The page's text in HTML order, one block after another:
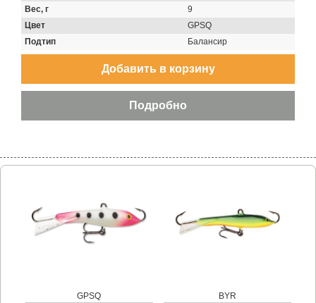
Вес, г
9
Цвет
GPSQ
Подтип
Балансир
GPSQ BYR